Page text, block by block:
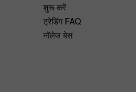
शुरू करें
ट्रेडिंग FAQ
नॉलेज बेस